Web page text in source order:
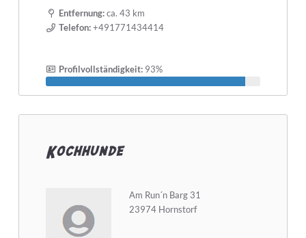
Entfernung:ca. 43 km
Telefon:+491771434414
Profilvollständigkeit:93%
Kochhunde
Am Run´n Barg 31
23974 Hornstorf